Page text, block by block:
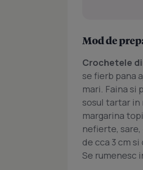
Mod de
Crochetele
se fierb pana
mari. Faina si
sosul tartar in
margarina
nefierte,
de cca 3 cm
Se rumenesc